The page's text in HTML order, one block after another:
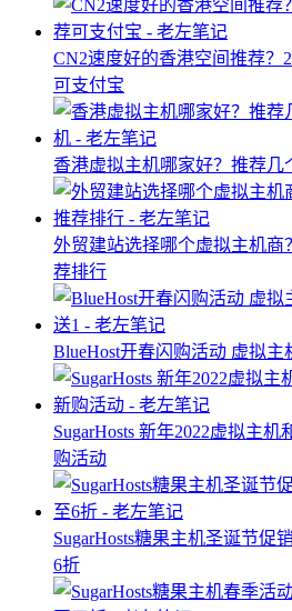
CN2速度好的香港空间推荐？
可支付宝
香港虚拟主机哪家好？推荐
外贸建站选择哪个虚拟主机商
荐排行
BlueHost开春闪购活动 虚拟主
SugarHosts 新年2022虚拟主
购活动
SugarHosts糖果主机圣诞节促
6折